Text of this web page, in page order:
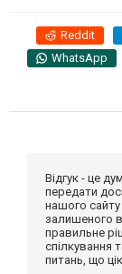
Reddit
WhatsApp
Відгук - це
передати
нашого
залишеного
правильне
спілкування
питань, що